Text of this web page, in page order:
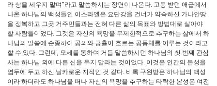
라 상을 세우지 말며”라고 말씀하시는 장면이 나온다. 고통 받던 애굽에서
나온 하나님의 백성들인 이스라엘은 요단강을 건너가 약속하신 가나안땅
을 정복하고 그곳 거주민들과는 전혀 다른 삶의 목표와 방법대로 살아야
할 사람들이었다. 그것은 자신의 욕망을 무제한적으로 추구하는 삶에서 하
나님의 말씀에 순종하여 공의와 긍휼이 흐르는 공동체를 이루는 것이라고
할 수 있다. 그런데, 모세를 통하여 거듭 말씀하시던 하나님의 첫 번째 관심
사는 하나님 외에 다른 신을 두지 말라는 것이었다. 이것은 인간의 본성을
염두에 두고 하신 날카로운 지적인 것 같다. 비록 구원받은 하나님의 백성
이라 하더라도 하나님을 떠나 자신의 욕망을 추구하는 타락한 본성은 여전